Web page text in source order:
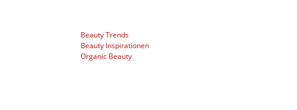
Beauty Trends
Beauty Inspirationen
Organic Beauty